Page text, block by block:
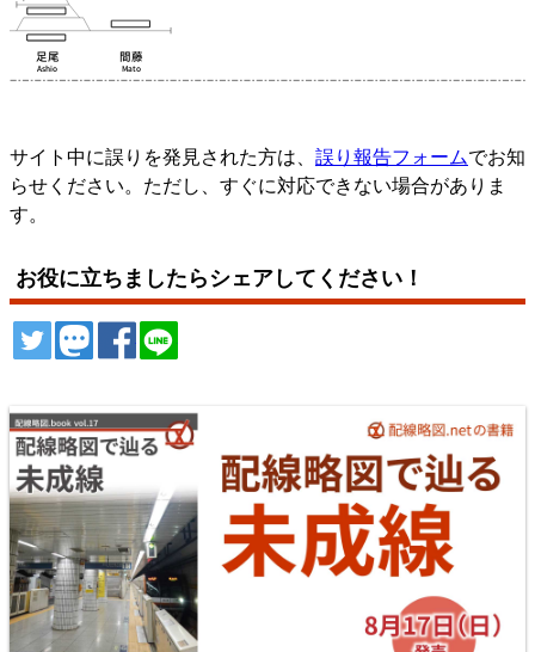
サイト中に誤りを発見された方は、 誤り報告フォームでお知
らせください。ただし、すぐに対応できない場合がありま
す。
お役に立ちましたらシェアしてください！
ツイートトゥート
シェア